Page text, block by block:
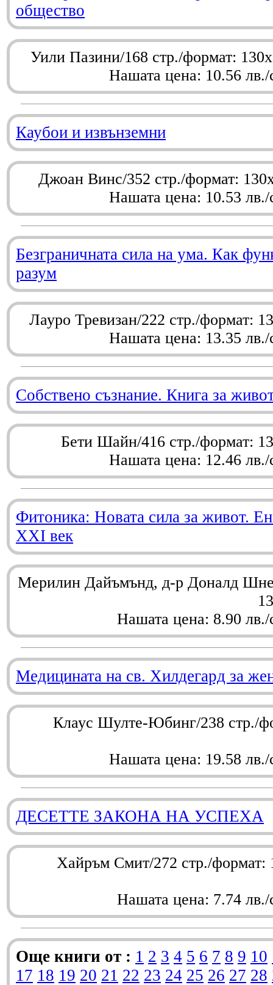
общество
Уили Пазини/168 стр./формат:
Нашата цена: 10.56 лв./
Каубои и извънземни
Джоан Винс/352 стр./формат:
Нашата цена: 10.53 лв./
Безграничната сила на ума. Как
разум
Лауро Тревизан/222 стр./формат:
Нашата цена: 13.35 лв./
Собствено съзнание. Книга за
Бети Шайн/416 стр./формат:
Нашата цена: 12.46 лв./
Фитоника: Новата сила за живот.
XXI век
Мерилин Дайъмънд, д-р Доналд
Нашата цена: 8.90 лв./
Медицината на св. Хилдегард за
Клаус Шулте-Юбинг/238 стр./
Нашата цена: 19.58 лв./
ДЕСЕТТЕ ЗАКОНА НА УСПЕХА
Хайръм Смит/272 стр./
Нашата цена: 7.74 лв./
Още книги от : 1 2 3 4 5 6 7 8 9 10
17 18 19 20 21 22 23 24 25 26 27 28